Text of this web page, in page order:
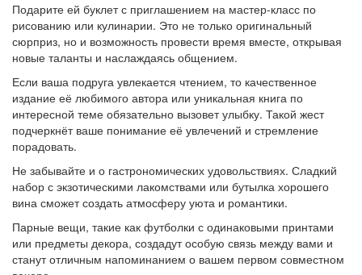
Подарите ей буклет с приглашением на мастер-класс по
рисованию или кулинарии. Это не только оригинальный
сюрприз, но и возможность провести время вместе, открывая
новые таланты и наслаждаясь общением.
Если ваша подруга увлекается чтением, то качественное
издание её любимого автора или уникальная книга по
интересной теме обязательно вызовет улыбку. Такой жест
подчеркнёт ваше понимание её увлечений и стремление
порадовать.
Не забывайте и о гастрономических удовольствиях. Сладкий
набор с экзотическими лакомствами или бутылка хорошего
вина сможет создать атмосферу уюта и романтики.
Парные вещи, такие как футболки с одинаковыми принтами
или предметы декора, создадут особую связь между вами и
станут отличным напоминанием о вашем первом совместном